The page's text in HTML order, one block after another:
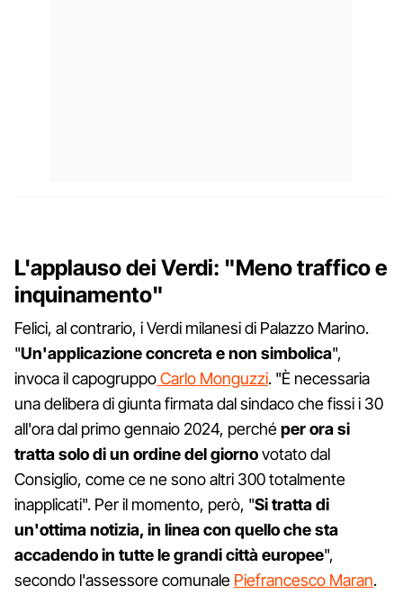
L'applauso dei Verdi: "Meno traffico e
inquinamento"
Felici, al contrario, i Verdi milanesi di Palazzo Marino.
"Un'applicazione concreta e non simbolica",
invoca il capogruppoCarlo Monguzzi. "È necessaria
una delibera di giunta firmata dal sindaco che fissi i 30
all'ora dal primo gennaio 2024, perchéper ora si
tratta solo di un ordine del giornovotato dal
Consiglio, come ce ne sono altri 300 totalmente
inapplicati". Per il momento, però, "Si tratta di
un'ottima notizia, in linea con quello che sta
accadendo in tutte le grandi città europee",
secondo l'assessore comunale Piefrancesco Maran.